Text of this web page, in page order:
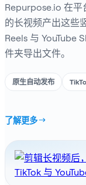
Repurpose.io 在
的长视频产出这些
Reels 与 YouTube
件夹导出文件。
原生自动发布
了解更多